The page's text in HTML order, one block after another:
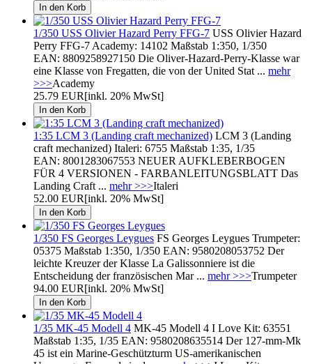
1/350 USS Olivier Hazard Perry FFG-7 USS Olivier Hazard
Perry FFG-7 Academy: 14102 Maßstab 1:350, 1/350
EAN: 8809258927150 Die Oliver-Hazard-Perry-Klasse war
eine Klasse von Fregatten, die von der United Stat ... mehr
>>>Academy
25.79 EUR[inkl. 20% MwSt]
1:35 LCM 3 (Landing craft mechanized) LCM 3 (Landing
craft mechanized) Italeri: 6755 Maßstab 1:35, 1/35
EAN: 8001283067553 NEUER AUFKLEBERBOGEN
FÜR 4 VERSIONEN - FARBANLEITUNGSBLATT Das
Landing Craft ... mehr >>>Italeri
52.00 EUR[inkl. 20% MwSt]
1/350 FS Georges Leygues FS Georges Leygues Trumpeter:
05375 Maßstab 1:350, 1/350 EAN: 9580208053752 Der
leichte Kreuzer der Klasse La Galissonniere ist die
Entscheidung der französischen Mar ... mehr >>>Trumpeter
94.00 EUR[inkl. 20% MwSt]
1/35 MK-45 Modell 4 MK-45 Modell 4 I Love Kit: 63551
Maßstab 1:35, 1/35 EAN: 9580208635514 Der 127-mm-Mk
45 ist ein Marine-Geschützturm US-amerikanischen